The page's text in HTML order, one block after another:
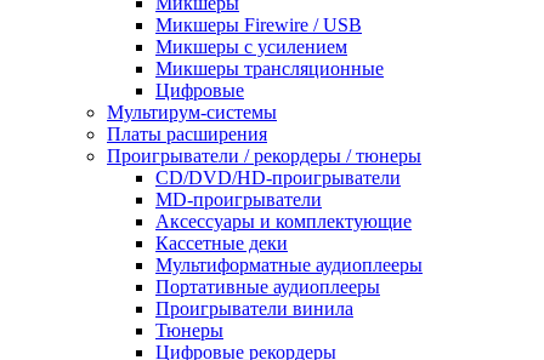
Микшеры Firewire / USB
Микшеры с усилением
Микшеры трансляционные
Цифровые
Мультирум-системы
Платы расширения
Проигрыватели / рекордеры / тюнеры
CD/DVD/HD-проигрыватели
MD-проигрыватели
Аксессуары и комплектующие
Кассетные деки
Мультиформатные аудиоплееры
Портативные аудиоплееры
Проигрыватели винила
Тюнеры
Цифровые рекордеры